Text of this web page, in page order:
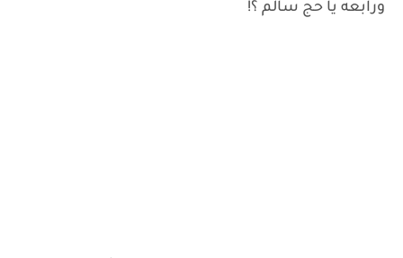
ورابعه يا حج سالم ؟!